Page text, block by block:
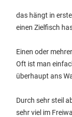
das hängt in
einen Zielfisch
Einen oder
Oft ist man
überhaupt ans
Durch sehr steil
sehr viel im